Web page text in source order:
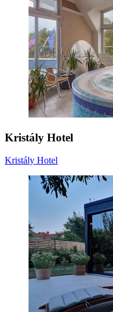
Kristály Hotel
Kristály Hotel